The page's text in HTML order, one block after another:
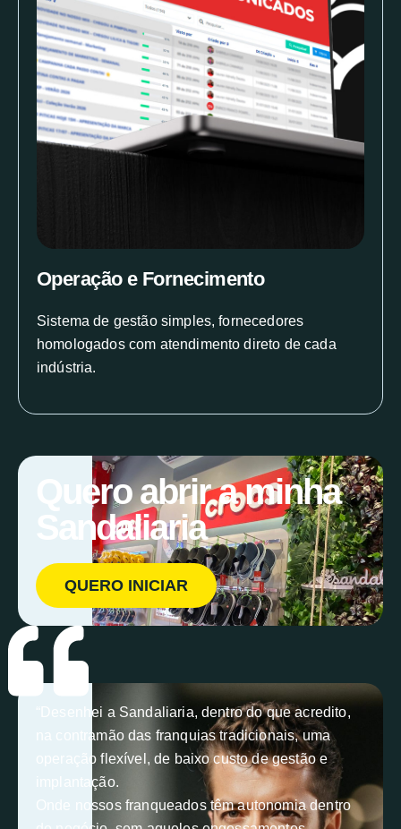
Operação e Fornecimento
Sistema de gestão simples, fornecedores
homologados com atendimento direto de cada
indústria.
Quero abrir a minha
Sandaliaria
QUERO INICIAR
“Desenhei a Sandaliaria, dentro do que acredito,
na contramão das franquias tradicionais, uma
operação flexível, de baixo custo de gestão e
implantação.
Onde nossos franqueados têm autonomia dentro